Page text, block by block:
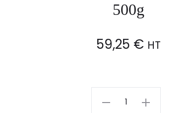
500g
59,25 € HT